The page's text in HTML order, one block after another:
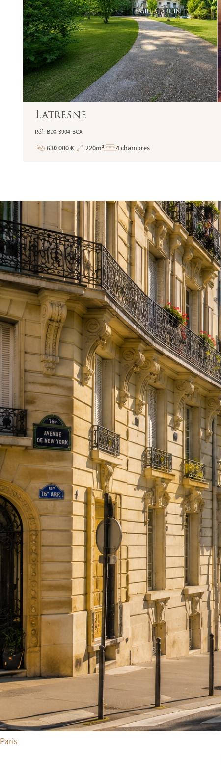
Latresne
Réf : BDX-3904-BCA
Prix
630 000 €
Superficie
220m² 4 chambres
Paris